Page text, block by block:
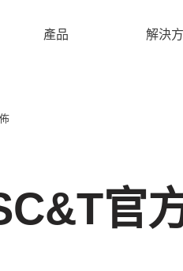
產品 解決
官